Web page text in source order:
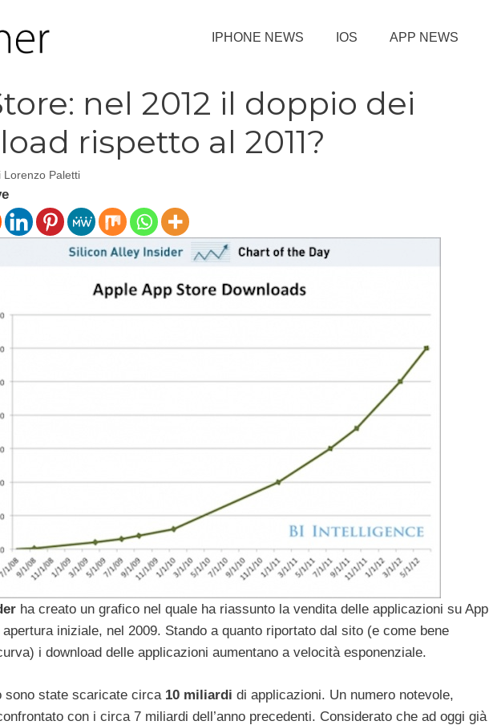
IPHONE NEWS IOS APP NEWS
nel 2012 il doppio dei
rispetto al 2011?
Lorenzo Paletti
ha creato un grafico nel quale ha riassunto la vendita delle applicazioni su App
iniziale, nel 2009. Stando a quanto riportato dal sito (e come bene
i download delle applicazioni aumentano a velocità esponenziale.
sono state scaricate circa 10 miliardi di applicazioni. Un numero notevole,
con i circa 7 miliardi dell’anno precedenti. Considerato che ad oggi già